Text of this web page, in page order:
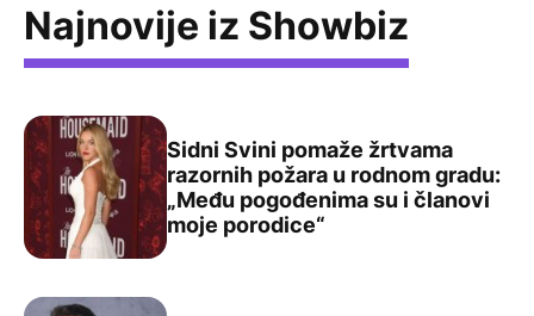
Najnovije iz Showbiz
Sidni Svini pomaže žrtvama razornih požara u rodnom
Sidni Svini pomaže žrtvama
razornih požara u rodnom gradu:
„Među pogođenima su i članovi
moje porodice“